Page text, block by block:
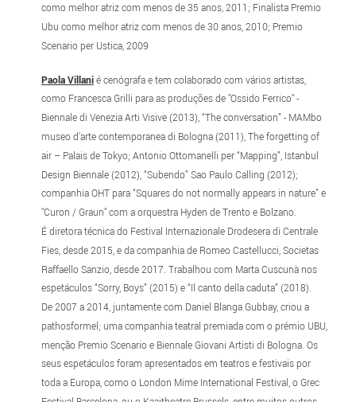
como melhor atriz com menos de 35 anos, 2011; Finalista Premio
Ubu como melhor atriz com menos de 30 anos, 2010; Premio
Scenario per Ustica, 2009
Paola Villanié cenógrafa e tem colaborado com vários artistas,
como Francesca Grilli para as produções de "Ossido Ferrico" -
Biennale di Venezia Arti Visive (2013), “The conversation” - MAMbo
museo d’arte contemporanea di Bologna (2011), The forgetting of
air – Palais de Tokyo; Antonio Ottomanelli per “Mapping”, Istanbul
Design Biennale (2012), “Subendo” Sao Paulo Calling (2012);
companhia OHT para “Squares do not normally appears in nature” e
"Curon / Graun" com a orquestra Hyden de Trento e Bolzano.
É diretora técnica do Festival Internazionale Drodesera di Centrale
Fies, desde 2015, e da companhia de Romeo Castellucci, Societas
Raffaello Sanzio, desde 2017. Trabalhou com Marta Cuscunà nos
espetáculos “Sorry, Boys” (2015) e “Il canto della caduta” (2018).
De 2007 a 2014, juntamente com Daniel Blanga Gubbay, criou a
pathosformel; uma companhia teatral premiada com o prémio UBU,
menção Premio Scenario e Biennale Giovani Artisti di Bologna. Os
seus espetáculos foram apresentados em teatros e festivais por
toda a Europa, como o London Mime International Festival, o Grec